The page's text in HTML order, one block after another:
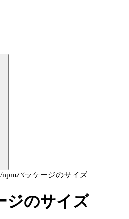
/npmパッケージのサイズ
ジのサイズ